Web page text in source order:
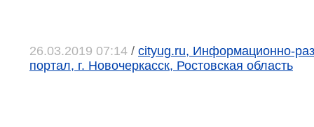
26.03.2019 07:14 / cityug.ru, Информационно-
портал, г. Новочеркасск, Ростовская область